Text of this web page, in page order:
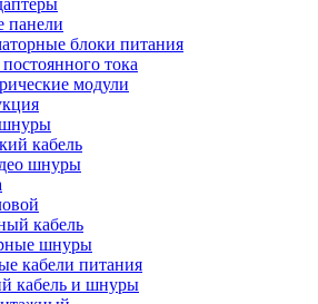
панели
блоки питания
тока
модули
кабель
шнуры
кабель
шнуры
кабели питания
кабель и шнуры